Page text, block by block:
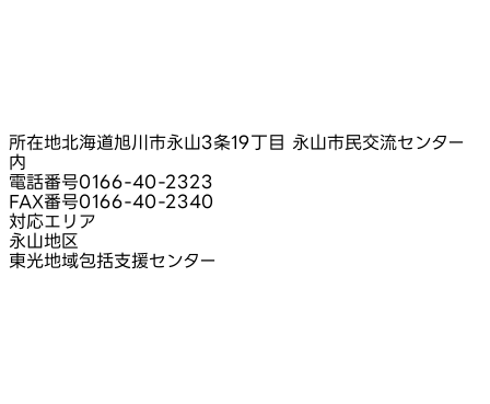
所在地北海道旭川市永山3条19丁目 永山市民交流センター
内
電話番号0166-40-2323
FAX番号0166-40-2340
対応エリア
永山地区
東光地域包括支援センター